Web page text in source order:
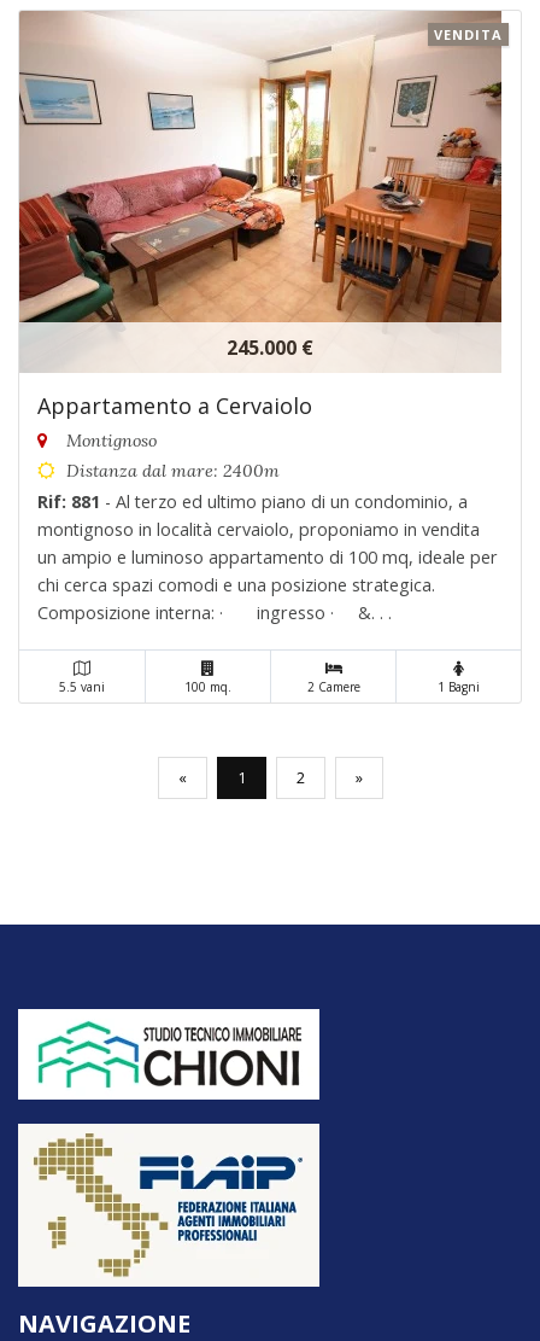
245.000 €
VENDITA
Appartamento a Cervaiolo
Montignoso
Distanza dal mare: 2400m
Rif: 881 - Al terzo ed ultimo piano di un condominio, a
montignoso in località cervaiolo, proponiamo in vendita
un ampio e luminoso appartamento di 100 mq, ideale per
chi cerca spazi comodi e una posizione strategica.
Composizione interna: · ingresso · &. . .
5.5 vani 100 mq. 2 Camere 1 Bagni
« 1 (current)
2 »
NAVIGAZIONE